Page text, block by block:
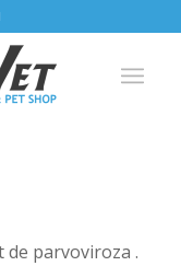
de parvoviroza .